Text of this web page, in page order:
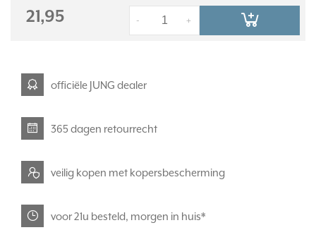
21,95 +
-
officiële JUNG dealer
365 dagen retourrecht
veilig kopen met kopersbescherming
voor 21u besteld, morgen in huis*